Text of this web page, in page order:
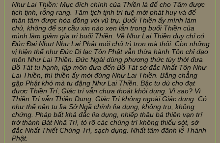
Như Lai Thiền: Mục đích chính của Thiền là để cho Tâm được
tịch tịnh, rỗng rang. Tâm tịch tịnh trí tuệ mới phát huy và để
thân tâm được hòa đồng với vũ trụ. Buổi Thiền ấy mình làm
chủ, không để sự cầu xin nào xen lẫn trong buổi Thiền của
mình làm giảm gía trị buổi Thiền. Về Như Lai Thiền duy chỉ có
Đức Đại Nhựt Như Lai Phật mới chủ trì trọn mà thôi. Còn những
vị hiện thể như Đức Di lạc Tôn Phật vẫn thừa hành Tôn chỉ đạo
môn Như Lai Thiền. Đức Ngài dùng phương thức tùy thời đưa
Bồ Tát tu hạnh, lập môn đưa đến Bồ Tát sở đắc Nhất Tôn Như
Lai Thiền, thì thiền ấy mới đúng Như Lai Thiền. Bằng chẳng
gặp Phật khó mà tu đặng Như Lai Thiền. Bậc tu dù cho đạt
được Thiền Trí, Giác trí vẫn chưa thoát khỏi dụng. Vì sao? Vì
Thiền Trí vẫn Thiền Dụng, Giác Trí không ngoài Giác dụng. Có
như thế nên tu lìa Sở Ngã chính lìa dụng, không trụ, không
chứng. Pháp bất khả đắc lìa dụng, nhiếp thâu bá thiên vạn trí
trở thành Bát Nhã Trí, tỏ rõ các chủng trí không thiếu sót, sở
đắc Nhất Thiết Chủng Trí, sạch dụng. Nhất tâm đãnh lễ Thành
Phật.